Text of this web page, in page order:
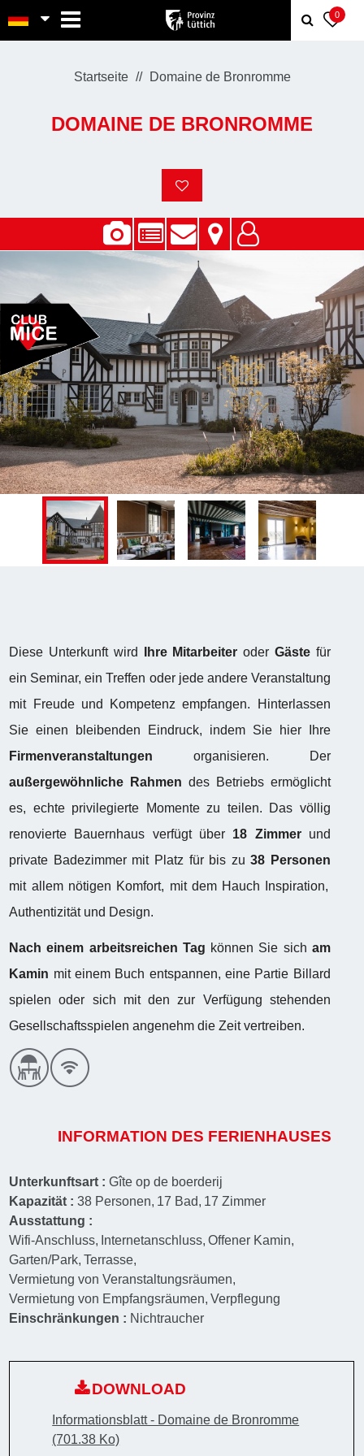
0
Startseite Domaine de Bronromme
DOMAINE DE BRONROMME
Diese Unterkunft wird Ihre Mitarbeiter oderGäste für
ein Seminar, ein Treffen oder jede andere Veranstaltung
mit Freude und Kompetenz empfangen. Hinterlassen
Sie einen bleibenden Eindruck, indem Sie hier Ihre
Firmenveranstaltungen organisieren. Der
außergewöhnliche Rahmen des Betriebs ermöglicht
es, echte privilegierte Momente zu teilen. Das völlig
renovierte Bauernhaus verfügt über 18 Zimmerund
private Badezimmer mit Platz für bis zu38 Personen
mit allem nötigen Komfort, mit dem Hauch Inspiration,
Authentizität und Design.
Nach einem arbeitsreichen Tag können Sie sich am
Kamin mit einem Buch entspannen, eine Partie Billard
spielen oder sich mit den zur Verfügung stehenden
Gesellschaftsspielen angenehm die Zeit vertreiben.
INFORMATION DES FERIENHAUSES
Unterkunftsart :Gîte op de boerderij
Kapazität :38 Personen 17 Bad 17 Zimmer
Ausstattung :
Wifi-Anschluss
Internetanschluss Offener Kamin
Garten/Park Terrasse
Vermietung von Veranstaltungsräumen
Vermietung von Empfangsräumen Verpflegung
Einschränkungen : Nichtraucher
DOWNLOAD
Informationsblatt - Domaine de Bronromme
(701.38 Ko)